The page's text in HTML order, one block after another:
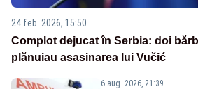
24 feb. 2026, 15:50
Complot dejucat în Serbia: doi
plănuiau asasinarea lui Vučić
6 aug. 2026, 21:39